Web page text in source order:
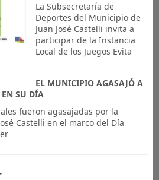
La Subsecretaría de
Deportes del Municipio de
Juan José Castelli invita a
participar de la Instancia
Local de los Juegos Evita
EL MUNICIPIO AGASAJÓ A
EN SU DÍA
fueron agasajadas por la
Castelli en el marco del Día